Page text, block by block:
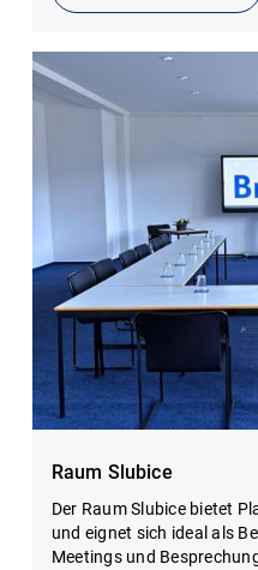
Raum Slubice
Der Raum Slubice bietet
und eignet sich ideal als
Meetings und